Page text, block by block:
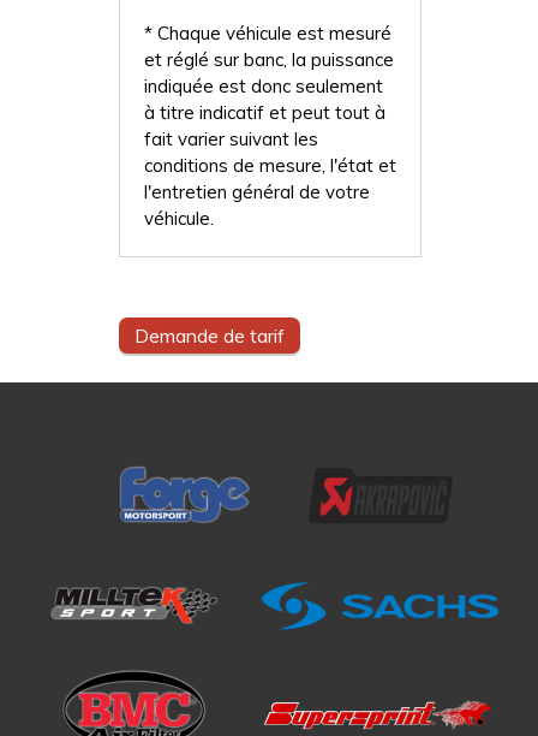
* Chaque véhicule est mesuré
et réglé sur banc, la puissance
indiquée est donc seulement
à titre indicatif et peut tout à
fait varier suivant les
conditions de mesure, l'état et
l'entretien général de votre
véhicule.
Demande de tarif